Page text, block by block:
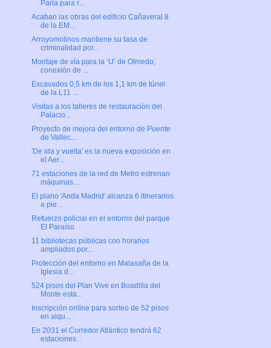
Parla para r...
Acaban las obras del edificio Cañaveral 8
de la EM...
Arroyomolinos mantiene su tasa de
criminalidad por...
Montaje de vía para la ‘U’ de Olmedo,
conexión de ...
Excavados 0,5 km de los 1,1 km de túnel
de la L11 ...
Visitas a los talleres de restauración del
Palacio...
Proyecto de mejora del entorno de Puente
de Vallec...
'De ida y vuelta' es la nueva exposición en
el Aer...
71 estaciones de la red de Metro estrenan
máquinas...
El plano 'Anda Madrid' alcanza 6 itinerarios
a pie...
Refuerzo policial en el entorno del parque
El Paraíso
11 bibliotecas públicas con horarios
ampliados por...
Protección del entorno en Malasaña de la
Iglesia d...
524 pisos del Plan Vive en Boadilla del
Monte esta...
Inscripción online para sorteo de 52 pisos
en alqu...
En 2031 el Corredor Atlántico tendrá 62
estaciones...